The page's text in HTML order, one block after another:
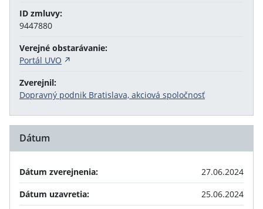
ID zmluvy:
9447880
Verejné obstarávanie:
Portál UVO
Zverejnil:
Dopravný podnik Bratislava, akciová spoločnosť
Dátum
Dátum zverejnenia:
27.06.2024
Dátum uzavretia:
25.06.2024